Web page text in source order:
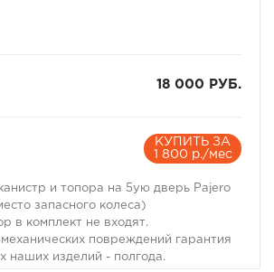
18 000 РУБ.
КУПИТЬ ЗА
1 800 р./мес
и топора на 5ую дверь Pajero
запасного колеса)
в комплект не входят.
механических повреждений гаpантия
наших изделий - полгода.